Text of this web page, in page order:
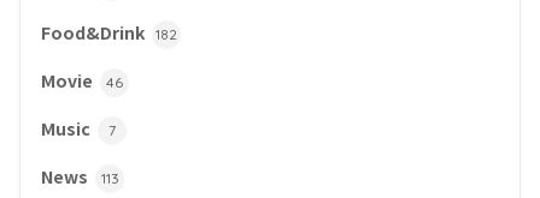
Food&Drink 182
Movie 46
Music 7
News 113